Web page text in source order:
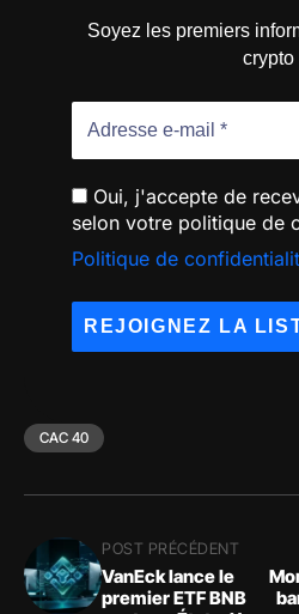
Soyez les premiers
crypto
Oui, j'accepte de
selon votre politique de
Politique de
CAC 40
POST PRÉCÉDENT
VanEck lance le
premier ETF BNB